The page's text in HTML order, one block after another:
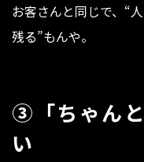
お客さんと同じで、“
残る”もんや。
③ 「ちゃん
い